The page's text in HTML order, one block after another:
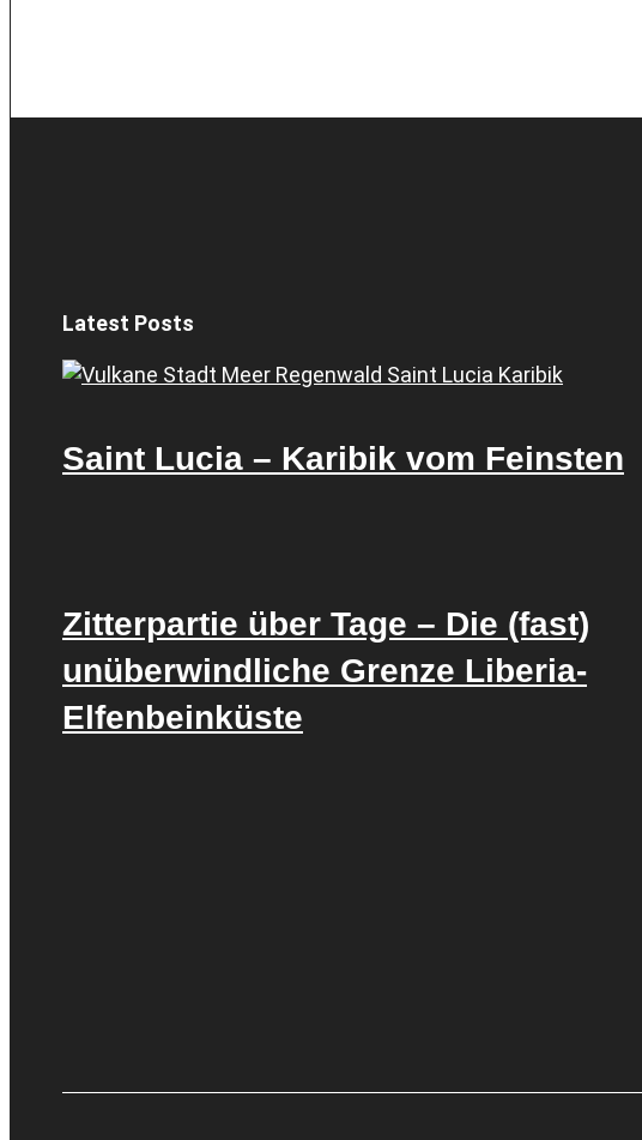
Latest Posts
Saint Lucia – Karibik vom Feinsten
Zitterpartie über Tage – Die (fast)
unüberwindliche Grenze Liberia-
Elfenbeinküste